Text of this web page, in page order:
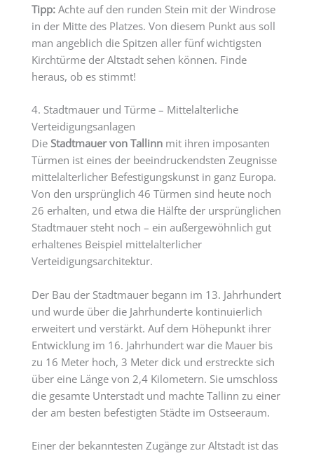
Tipp: Achte auf den runden Stein mit der Windrose
in der Mitte des Platzes. Von diesem Punkt aus soll
man angeblich die Spitzen aller fünf wichtigsten
Kirchtürme der Altstadt sehen können. Finde
heraus, ob es stimmt!
4. Stadtmauer und Türme – Mittelalterliche
Verteidigungsanlagen
Die Stadtmauer von Tallinn mit ihren imposanten
Türmen ist eines der beeindruckendsten Zeugnisse
mittelalterlicher Befestigungskunst in ganz Europa.
Von den ursprünglich 46 Türmen sind heute noch
26 erhalten, und etwa die Hälfte der ursprünglichen
Stadtmauer steht noch – ein außergewöhnlich gut
erhaltenes Beispiel mittelalterlicher
Verteidigungsarchitektur.
Der Bau der Stadtmauer begann im 13. Jahrhundert
und wurde über die Jahrhunderte kontinuierlich
erweitert und verstärkt. Auf dem Höhepunkt ihrer
Entwicklung im 16. Jahrhundert war die Mauer bis
zu 16 Meter hoch, 3 Meter dick und erstreckte sich
über eine Länge von 2,4 Kilometern. Sie umschloss
die gesamte Unterstadt und machte Tallinn zu einer
der am besten befestigten Städte im Ostseeraum.
Einer der bekanntesten Zugänge zur Altstadt ist das